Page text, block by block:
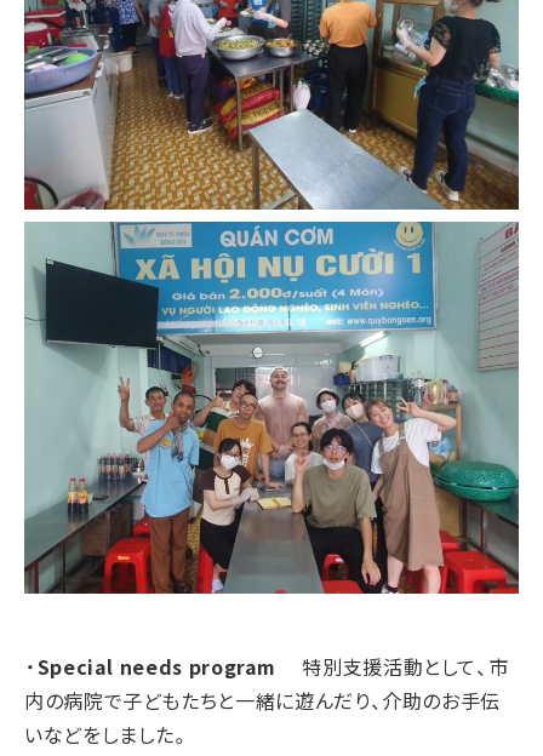
・Special needs program 特別支援活動として、市
内の病院で子どもたちと一緒に遊んだり、介助のお手伝
いなどをしました。